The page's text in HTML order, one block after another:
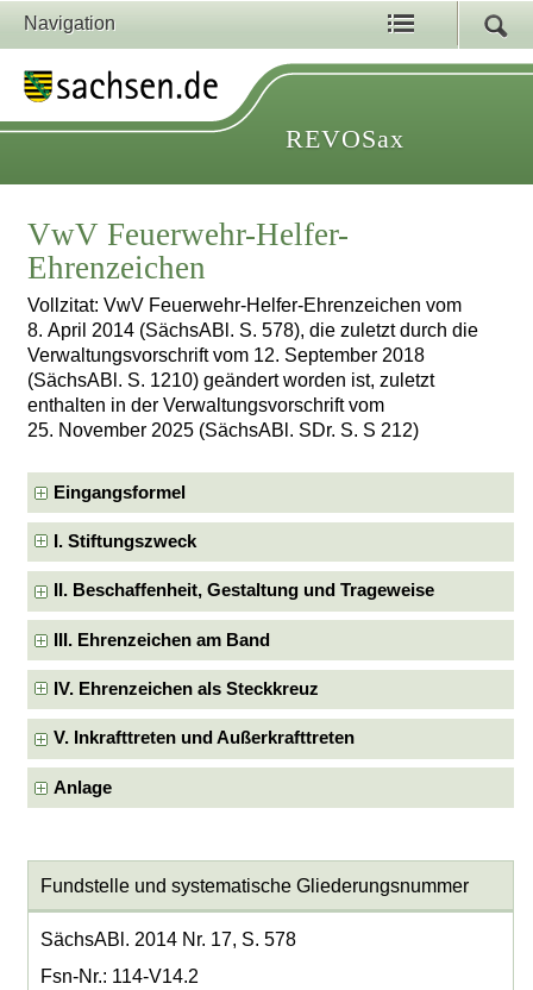
Navigation
REVOSax
VwV Feuerwehr-Helfer-
Ehrenzeichen
Vollzitat: VwV Feuerwehr-Helfer-Ehrenzeichen vom
8. April 2014 (SächsABl. S. 578), die zuletzt durch die
Verwaltungsvorschrift vom 12. September 2018
(SächsABl. S. 1210) geändert worden ist, zuletzt
enthalten in der Verwaltungsvorschrift vom
25. November 2025 (SächsABl. SDr. S. S 212)
Eingangsformel
I. Stiftungszweck
II. Beschaffenheit, Gestaltung und Trageweise
III. Ehrenzeichen am Band
IV. Ehrenzeichen als Steckkreuz
V. Inkrafttreten und Außerkrafttreten
Anlage
Fundstelle und systematische Gliederungsnummer
SächsABl. 2014 Nr. 17, S. 578
Fsn-Nr.: 114-V14.2